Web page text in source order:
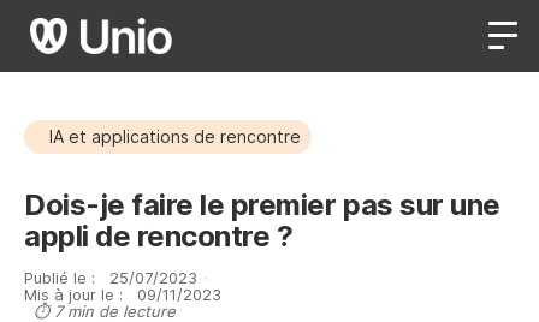
IA et applications de rencontre
Dois-je faire le premier pas sur une
appli de rencontre ?
Publié le : 25/07/2023 ·
Mis à jour le :
09/11/2023
⏱ 7 min de lecture